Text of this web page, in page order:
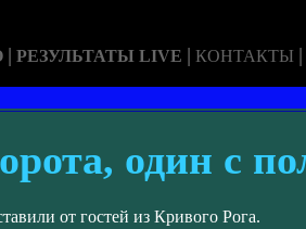
| РЕЗУЛЬТАТЫ LIVE | КОНТАКТЫ |
один с
от гостей из Кривого Рога.